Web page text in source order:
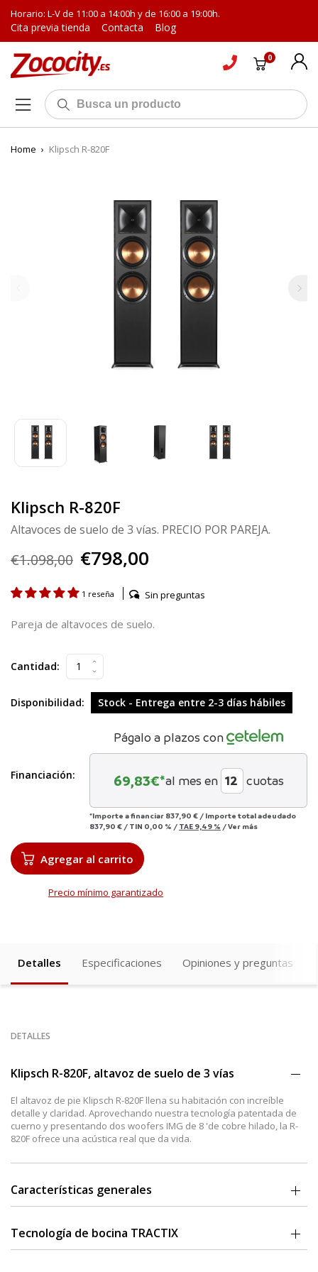
Horario: L-V de 11:00 a 14:00h y de 16:00 a 19:00h.
Cita previa tienda Contacta Blog
0
Home › Klipsch R-820F
Klipsch R-820F
Altavoces de suelo de 3 vías. PRECIO POR PAREJA.
€1.098,00 €798,00
1 reseña Sin preguntas
Pareja de altavoces de suelo.
Cantidad:
Disponibilidad: Stock - Entrega entre 2-3 días hábiles
Financiación:
Págalo a plazos con
69,83€*al mes en cuotas
*Importe a financiar 837,90 € / Importe total adeudado
837,90 € / TIN 0,00 % / TAE 9,49 % /Ver más
Agregar al carrito
Precio mínimo garantizado
Detalles Especificaciones Opiniones y preguntas
DETALLES
Klipsch R-820F, altavoz de suelo de 3 vías
El altavoz de pie Klipsch R-820F llena su habitación con increíble
detalle y claridad. Aprovechando nuestra tecnología patentada de
cuerno y presentando dos woofers IMG de 8 'de cobre hilado, la R-
820F ofrece una acústica real que da vida.
Características generales
90x90 Square Tractrix Horn.
Dos woofers dobles IMG de 8 'hilados en cobre.
Tecnología de bocina TRACTIX